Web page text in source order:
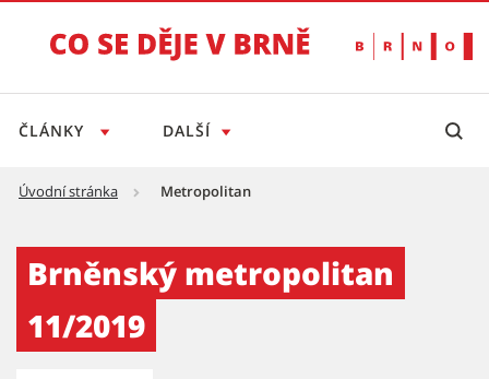
ČLÁNKY DALŠÍ
Úvodní stránka Metropolitan
Brněnský metropolitan
11/2019